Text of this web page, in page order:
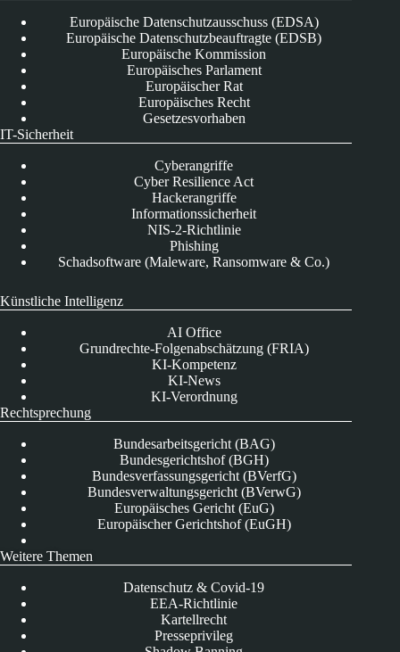
Europäische Datenschutzausschuss (EDSA)
Europäische Datenschutzbeauftragte (EDSB)
Europäische Kommission
Europäisches Parlament
Europäischer Rat
Europäisches Recht
Gesetzesvorhaben
IT-Sicherheit
Cyberangriffe
Cyber Resilience Act
Hackerangriffe
Informationssicherheit
NIS-2-Richtlinie
Phishing
Schadsoftware (Maleware, Ransomware & Co.)
Künstliche Intelligenz
AI Office
Grundrechte-Folgenabschätzung (FRIA)
KI-Kompetenz
KI-News
KI-Verordnung
Rechtsprechung
Bundesarbeitsgericht (BAG)
Bundesgerichtshof (BGH)
Bundesverfassungsgericht (BVerfG)
Bundesverwaltungsgericht (BVerwG)
Europäisches Gericht (EuG)
Europäischer Gerichtshof (EuGH)
Weitere Themen
Datenschutz & Covid-19
EEA-Richtlinie
Kartellrecht
Presseprivileg